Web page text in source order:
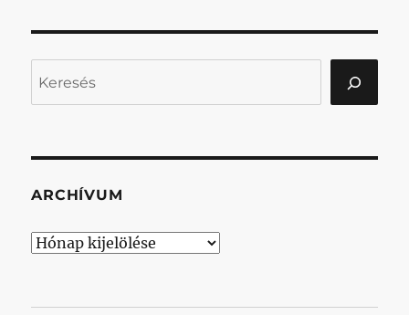
ARCHÍVUM
Archívum